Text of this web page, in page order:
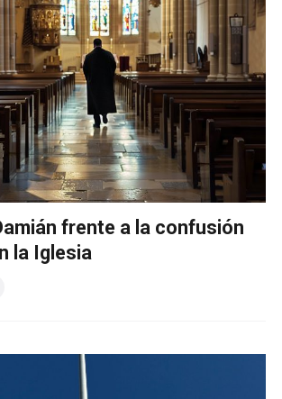
frente a la confusión
la Iglesia